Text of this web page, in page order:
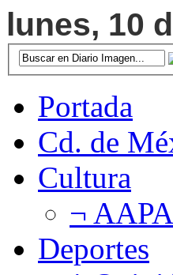
lunes, 10
Portada
Cd. de
Cultura
¬
Deportes